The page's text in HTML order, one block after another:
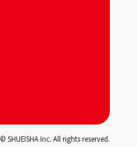
© SHUEISHA Inc. All rights reserved.